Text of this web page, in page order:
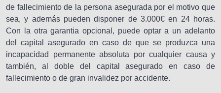
de fallecimiento de la persona asegurada por el motivo que
sea, y además pueden disponer de 3.000€ en 24 horas.
Con la otra garantia opcional, puede optar a un adelanto
del capital asegurado en caso de que se produzca una
incapacidad permanente absoluta por cualquier causa y
también, al doble del capital asegurado en caso de
fallecimiento o de gran invalidez por accidente.